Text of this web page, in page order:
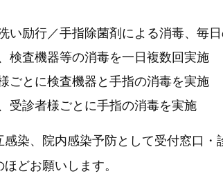
い励行／手指除菌剤による消毒、毎
検査機器等の消毒を一日複数回実施
ごとに検査機器と手指の消毒を実施
受診者様ごとに手指の消毒を実施
染、院内感染予防として受付窓口・
どお願いします。